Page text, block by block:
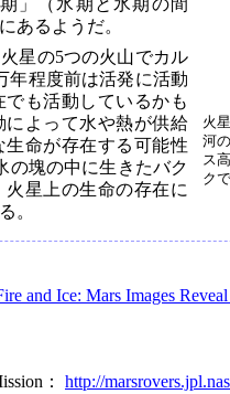
火
河
ス
ク
あるようだ。
星の5つの火山でカル
年程度前は活発に活動
も活動しているかも
によって水や熱が供給
命が存在する可能性
の塊の中に生きたバク
星上の生命の存在に
。
and Ice: Mars Images
： http://